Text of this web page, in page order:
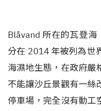
Blåvand 所在的瓦登海
分在 2014 年被列為世
海濕地生態，在政府嚴
不能讓沙丘景觀有一絲
停車場，完全沒有動工